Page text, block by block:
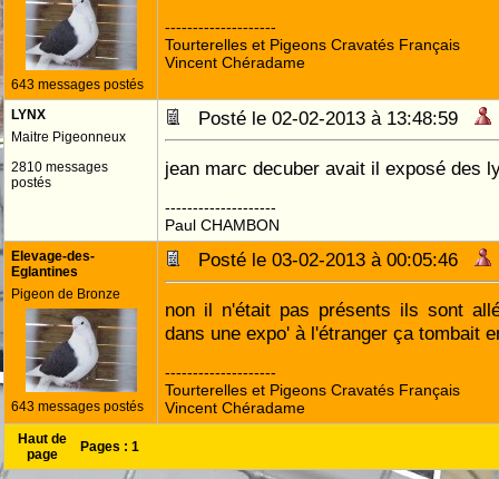
643 messages postés
--------------------
Tourterelles et Pigeons Cravatés Français
Vincent Chéradame
LYNX
Maitre Pigeonneux
2810 messages
postés
Posté le 02-02-2013 à 13:48:59
jean marc decuber avait il exposé des
--------------------
Paul CHAMBON
Elevage-des-
Eglantines
Pigeon de Bronze
643 messages postés
Posté le 03-02-2013 à 00:05:46
non il n'était pas présents ils sont
dans une expo' à l'étranger ça tombait
--------------------
Tourterelles et Pigeons Cravatés Français
Vincent Chéradame
Haut de
page
Pages : 1